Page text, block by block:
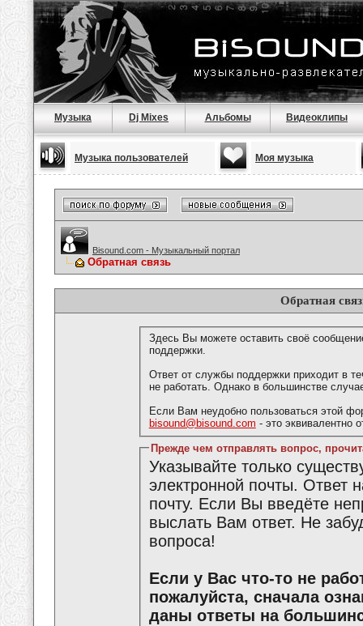
Музыка Dj Mixes Альбомы Видеоклипы
Музыка пользователей Моя музыка
Bisound.com - Музыкальный портал
Обратная связь
Обратная
Здесь Вы можете оставить своё
поддержки.
Ответ от службы поддержки приходит в
не работать. Однако в большинстве
Если Вам неудобно пользоваться этой
bisound@bisound.com - это эквивалентно
Прежде чем отправлять вопрос,
Указывайте только
электронной почты. Ответ
почту. Если Вы введёте
выслать Вам ответ. Не
вопроса!
Если у Вас что-то не работает или что-то не получается,
пожалуйста, сначала
даны ответы на